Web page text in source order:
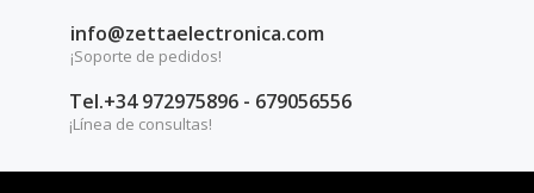
info@zettaelectronica.com
¡Soporte de pedidos!
Tel.+34 972975896 - 679056556
¡Línea de consultas!